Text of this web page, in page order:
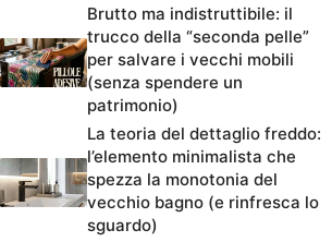
Brutto ma indistruttibile: il
trucco della “seconda pelle”
per salvare i vecchi mobili
(senza spendere un
patrimonio)
La teoria del dettaglio freddo:
l’elemento minimalista che
spezza la monotonia del
vecchio bagno (e rinfresca lo
sguardo)